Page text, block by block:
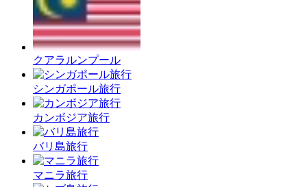
クアラルンプール
シンガポール旅行
カンボジア旅行
バリ島旅行
マニラ旅行